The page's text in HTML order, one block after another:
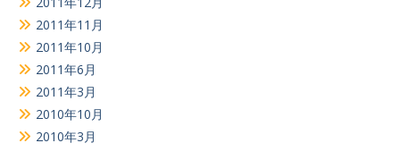
2011年11月
2011年10月
2011年6月
2011年3月
2010年10月
2010年3月